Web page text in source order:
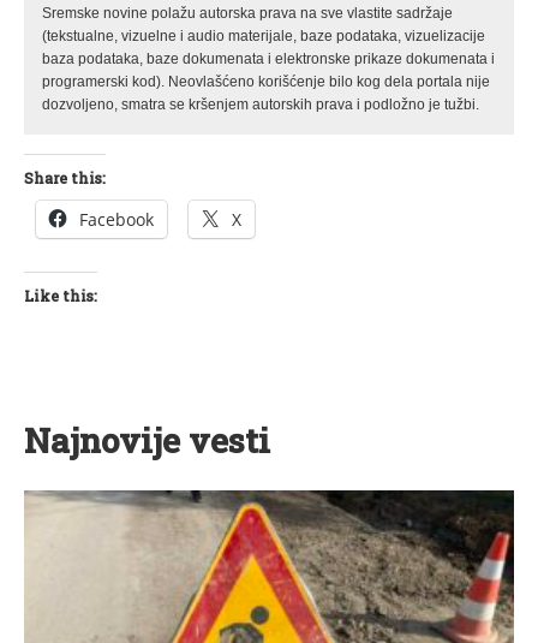
Sremske novine polažu autorska prava na sve vlastite sadržaje
(tekstualne, vizuelne i audio materijale, baze podataka, vizuelizacije
baza podataka, baze dokumenata i elektronske prikaze dokumenata i
programerski kod). Neovlašćeno korišćenje bilo kog dela portala nije
dozvoljeno, smatra se kršenjem autorskih prava i podložno je tužbi.
Share this:
Facebook X
Like this:
Najnovije vesti